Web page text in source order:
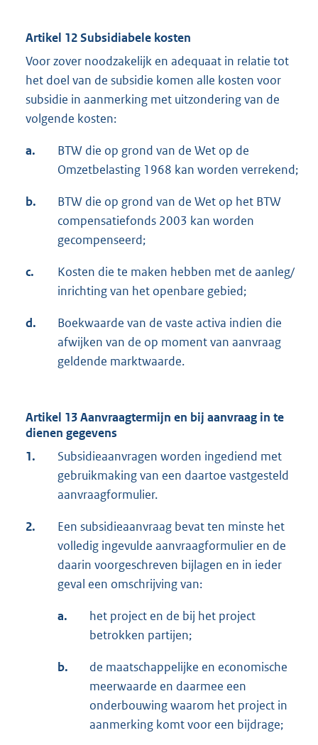
Artikel 12 Subsidiabele kosten
Voor zover noodzakelijk en adequaat in relatie tot
het doel van de subsidie komen alle kosten voor
subsidie in aanmerking met uitzondering van de
volgende kosten:
a.
BTW die op grond van de Wet op de
Omzetbelasting 1968 kan worden verrekend;
b.
BTW die op grond van de Wet op het BTW
compensatiefonds 2003 kan worden
gecompenseerd;
c.
Kosten die te maken hebben met de aanleg/
inrichting van het openbare gebied;
d.
Boekwaarde van de vaste activa indien die
afwijken van de op moment van aanvraag
geldende marktwaarde.
Artikel 13 Aanvraagtermijn en bij aanvraag in te
dienen gegevens
1.
Subsidieaanvragen worden ingediend met
gebruikmaking van een daartoe vastgesteld
aanvraagformulier.
2.
Een subsidieaanvraag bevat ten minste het
volledig ingevulde aanvraagformulier en de
daarin voorgeschreven bijlagen en in ieder
geval een omschrijving van:
a.
het project en de bij het project
betrokken partijen;
b.
de maatschappelijke en economische
meerwaarde en daarmee een
onderbouwing waarom het project in
aanmerking komt voor een bijdrage;